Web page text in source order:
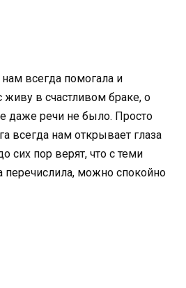
всегда помогала и
живу в счастливом браке, о
даже речи не было. Просто
всегда нам открывает глаза
сих пор верят, что с теми
перечислила, можно спокойно